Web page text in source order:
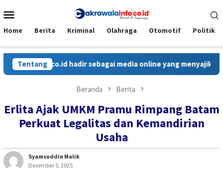
ke
Mobile
Home Berita Kriminal Olahraga Otomotif Politik
Tentanghadir sebagai media online yang menyajikan berita
Beranda Berita
Erlita Ajak UMKM Pramu Rimpang Batam
Perkuat Legalitas dan Kemandirian
Usaha
Syamsuddin Malik
Desember 5, 2025